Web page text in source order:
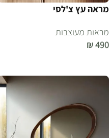
מראה עץ צ'לסי
מראות מעוצבות
₪490